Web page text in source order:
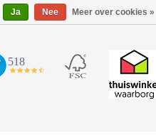
518
Ja Nee Meer over cookies »